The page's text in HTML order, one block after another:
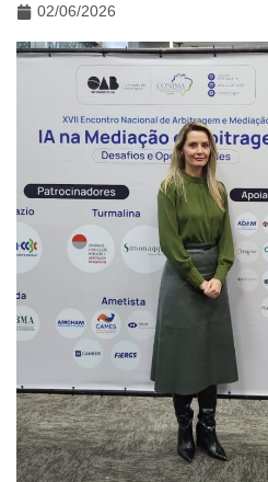
02/06/2026